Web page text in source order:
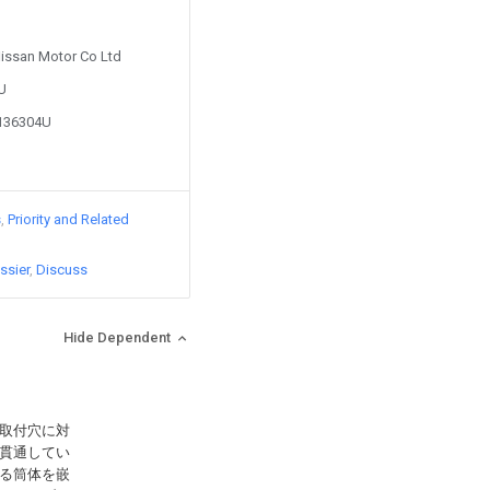
Motor Co Ltd
Priority and Related
Discuss
Hide Dependent
付穴に対
通してい
筒体を嵌